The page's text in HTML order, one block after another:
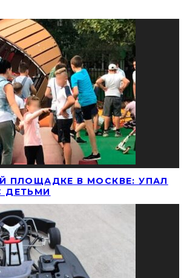
ПЛОЩАДКЕ В МОСКВЕ: УПАЛ
ДЕТЬМИ